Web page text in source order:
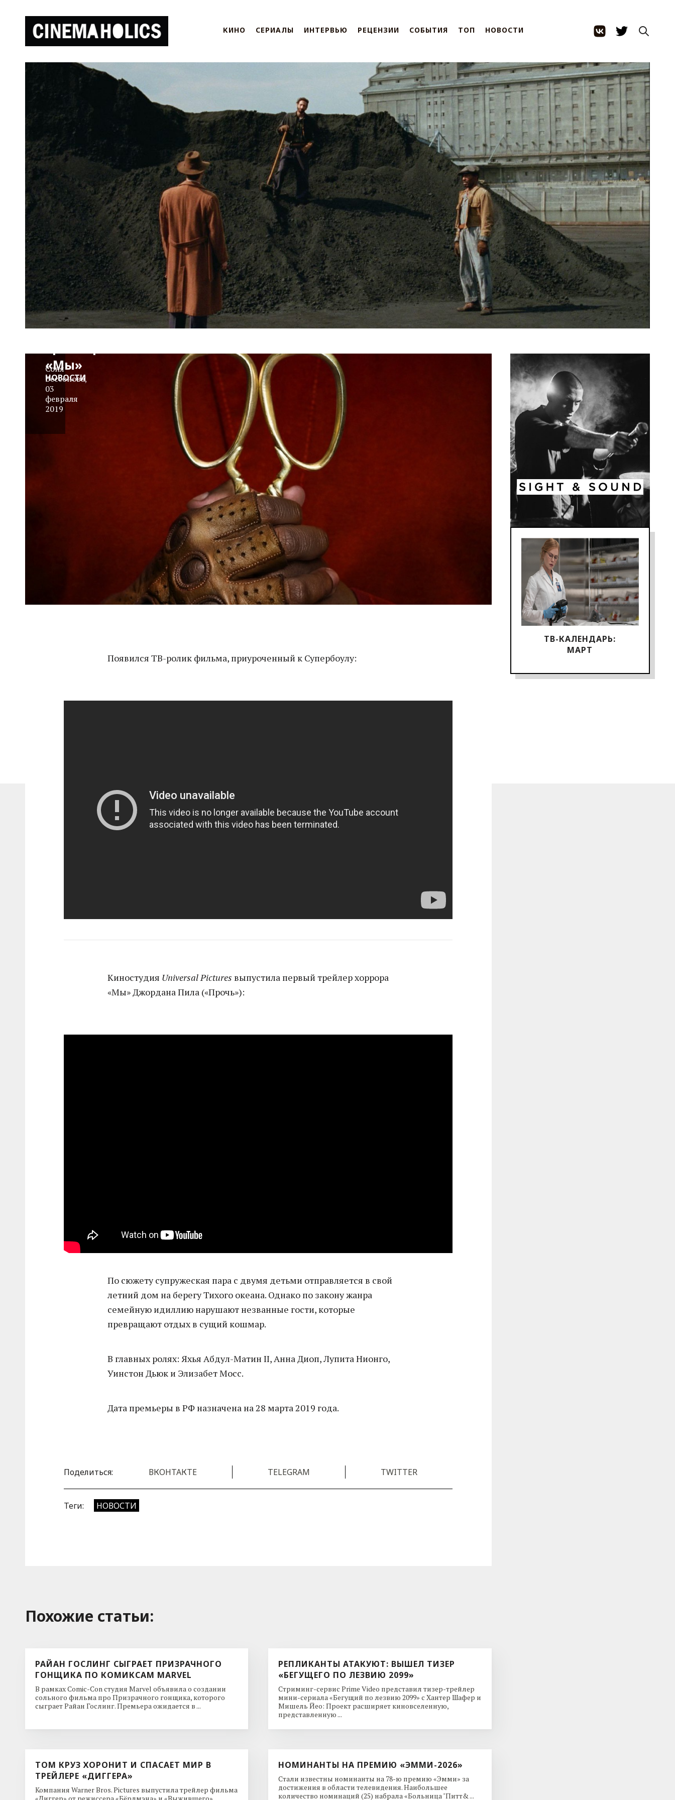
КИНО СЕРИАЛЫ ИНТЕРВЬЮ РЕЦЕНЗИИ СОБЫТИЯ ТОП НОВОСТИ
ТВ-КАЛЕНДАРЬ:
МАРТ
«Мы»
Соня
Бессонова,
03
февраля
2019
НОВОСТИ
Появился ТВ-ролик фильма, приуроченный к Супербоулу:
Киностудия Universal Pictures выпустила первый трейлер хоррора
«Мы» Джордана Пила («Прочь»):
По сюжету супружеская пара с двумя детьми отправляется в свой
летний дом на берегу Тихого океана. Однако по закону жанра
семейную идиллию нарушают незванные гости, которые
превращают отдых в сущий кошмар.
В главных ролях: Яхья Абдул-Матин II, Анна Диоп, Лупита Нионго,
Уинстон Дьюк и Элизабет Мосс.
Дата премьеры в РФ назначена на 28 марта 2019 года.
Поделиться: ВКОНТАКТЕ TELEGRAM TWITTER
Теги: НОВОСТИ
Похожие cтатьи:
РАЙАН ГОСЛИНГ СЫГРАЕТ ПРИЗРАЧНОГО
ГОНЩИКА ПО КОМИКСАМ MARVEL
В рамках Comic-Con студия Marvel объявила о создании
сольного фильма про Призрачного гонщика, которого
сыграет Райан Гослинг. Премьера ожидается в ...
РЕПЛИКАНТЫ АТАКУЮТ: ВЫШЕЛ ТИЗЕР
«БЕГУЩЕГО ПО ЛЕЗВИЮ 2099»
Стриминг-сервис Prime Video представил тизер-трейлер
мини-сериала «Бегущий по лезвию 2099» с Хантер Шафер и
Мишель Йео: Проект расширяет киновселенную,
представленную ...
ТОМ КРУЗ ХОРОНИТ И СПАСАЕТ МИР В
ТРЕЙЛЕРЕ «ДИГГЕРА»
Компания Warner Bros. Pictures выпустила трейлер фильма
НОМИНАНТЫ НА ПРЕМИЮ «ЭММИ-2026»
Стали известны номинанты на 78-ю премию «Эмми» за
достижения в области телевидения. Наибольшее
количество номинаций (25) набрала «Больница "Питт& ...